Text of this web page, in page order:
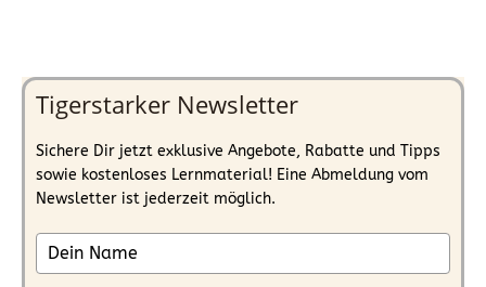
Tigerstarker Newsletter
Sichere Dir jetzt exklusive Angebote, Rabatte und Tipps
sowie kostenloses Lernmaterial! Eine Abmeldung vom
Newsletter ist jederzeit möglich.